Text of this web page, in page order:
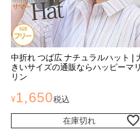
中折れ つば広 ナチュラルハット |
きいサイズの通販ならハッピーマリ
リン
¥1,650税込
在庫切れ